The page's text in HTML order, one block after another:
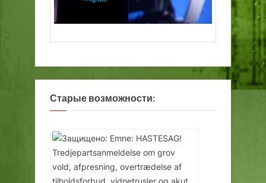
Старые возможности: